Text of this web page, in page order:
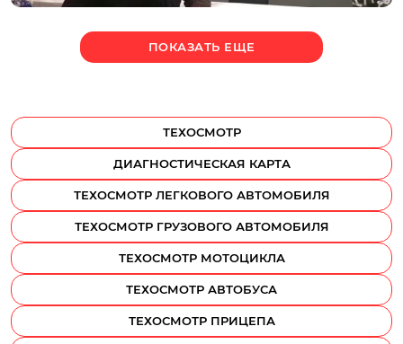
ПОКАЗАТЬ ЕЩЕ
ТЕХОСМОТР
ДИАГНОСТИЧЕСКАЯ КАРТА
ТЕХОСМОТР ЛЕГКОВОГО АВТОМОБИЛЯ
ТЕХОСМОТР ГРУЗОВОГО АВТОМОБИЛЯ
ТЕХОСМОТР МОТОЦИКЛА
ТЕХОСМОТР АВТОБУСА
ТЕХОСМОТР ПРИЦЕПА